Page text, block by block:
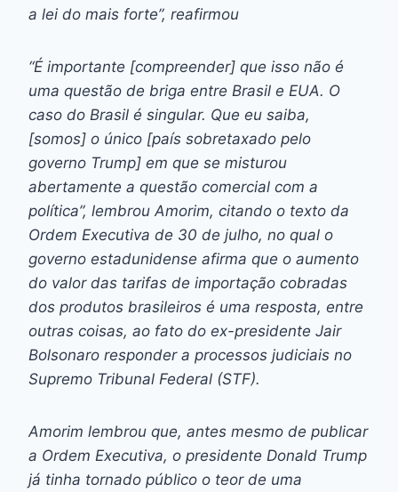
a lei do mais forte”, reafirmou
“É importante [compreender] que isso não é
uma questão de briga entre Brasil e EUA. O
caso do Brasil é singular. Que eu saiba,
[somos] o único [país sobretaxado pelo
governo Trump] em que se misturou
abertamente a questão comercial com a
política”, lembrou Amorim, citando o texto da
Ordem Executiva de 30 de julho, no qual o
governo estadunidense afirma que o aumento
do valor das tarifas de importação cobradas
dos produtos brasileiros é uma resposta, entre
outras coisas, ao fato do ex-presidente Jair
Bolsonaro responder a processos judiciais no
Supremo Tribunal Federal (STF).
Amorim lembrou que, antes mesmo de publicar
a Ordem Executiva, o presidente Donald Trump
já tinha tornado público o teor de uma